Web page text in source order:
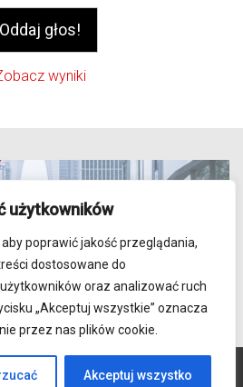
użytkowników
poprawić jakość przeglądania,
dostosowane do
oraz analizować ruch
„Akceptuj wszystkie” oznacza
przez nas plików cookie.
Akceptuj wszystko
wyniki
Strona używa Cookies.